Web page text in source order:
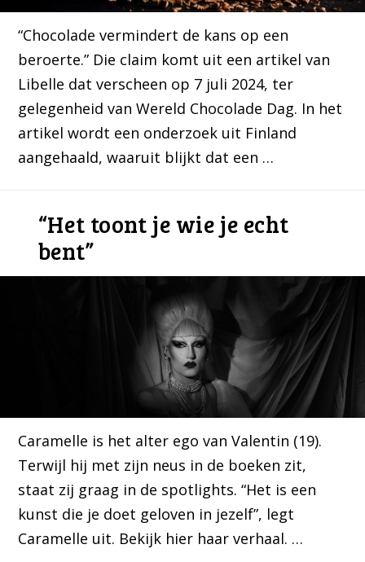
“Chocolade vermindert de kans op een
beroerte.” Die claim komt uit een artikel van
Libelle dat verscheen op 7 juli 2024, ter
gelegenheid van Wereld Chocolade Dag. In het
artikel wordt een onderzoek uit Finland
aangehaald, waaruit blijkt dat een …
“Het toont je wie je echt
bent”
Caramelle is het alter ego van Valentin (19).
Terwijl hij met zijn neus in de boeken zit,
staat zij graag in de spotlights. “Het is een
kunst die je doet geloven in jezelf”, legt
Caramelle uit. Bekijk hier haar verhaal. …